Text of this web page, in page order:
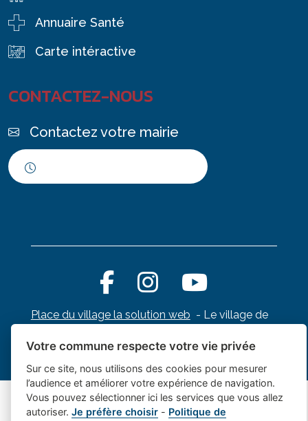
Annuaire Santé
Carte intéractive
CONTACTEZ-NOUS
Contactez votre mairie
Place du village la solution web - Le village de
Mentions légales- Gestion des cookies
Votre commune respecte votre vie privée
Sur ce site, nous utilisons des cookies pour mesurer
l’audience et améliorer votre expérience de navigation.
Vous pouvez sélectionner ici les services que vous allez
autoriser.Je préfère choisir - Politique de